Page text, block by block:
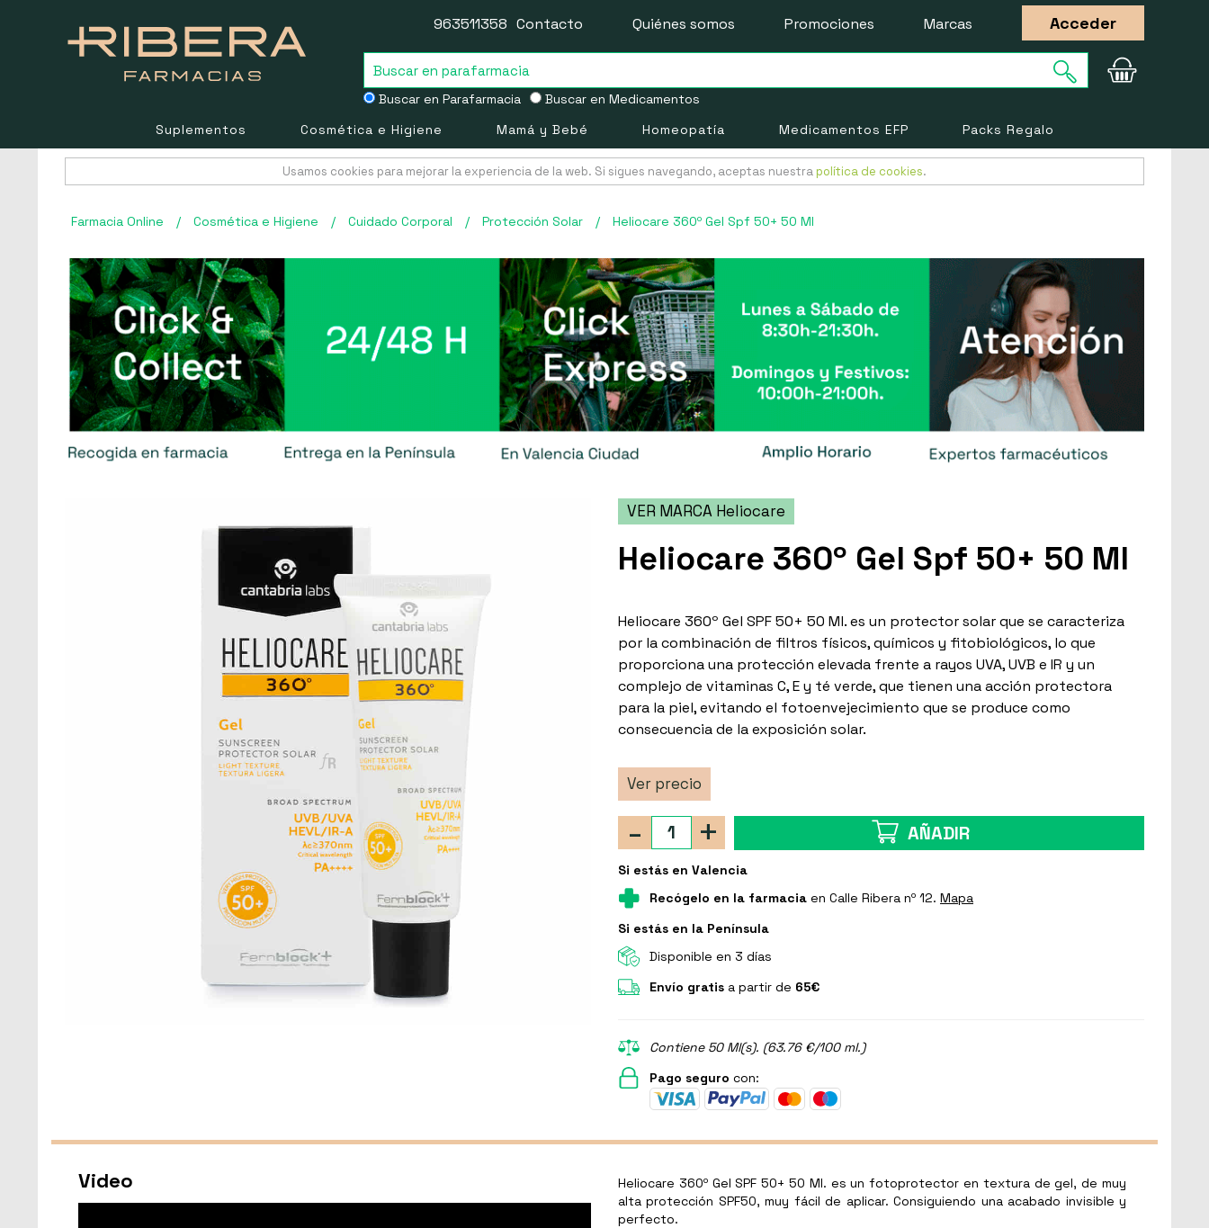
Buscar en Parafarmacia Buscar en Medicamentos
963511358 Contacto Quiénes somos Promociones Marcas Acceder
Suplementos Cosmética e Higiene Mamá y Bebé Homeopatía Medicamentos EFP Packs Regalo
Usamos cookies para mejorar la experiencia de la web. Si sigues navegando, aceptas nuestra política de cookies.
Farmacia Online / Cosmética e Higiene / Cuidado Corporal / Protección Solar / Heliocare 360º Gel Spf 50+ 50 Ml
VER MARCA Heliocare
Heliocare 360º Gel Spf 50+ 50 Ml
Heliocare 360º Gel SPF 50+ 50 Ml. es un protector solar que se caracteriza
por la combinación de filtros físicos, químicos y fitobiológicos, lo que
proporciona una protección elevada frente a rayos UVA, UVB e IR y un
complejo de vitaminas C, E y té verde, que tienen una acción protectora
para la piel, evitando el fotoenvejecimiento que se produce como
consecuencia de la exposición solar.
Ver precio
+
- AÑADIR
Si estás en Valencia
Recógelo en la farmacia en Calle Ribera nº 12. Mapa
Si estás en la Península
Disponible en 3 días
Envío gratis a partir de 65€
Contiene 50 Ml(s). (63.76 €/100 ml.)
Pago seguro con:
Heliocare 360º Gel SPF 50+ 50 Ml. es un fotoprotector en textura de gel, de muy
alta protección SPF50, muy fácil de aplicar. Consiguiendo una acabado invisible y
perfecto.
Video